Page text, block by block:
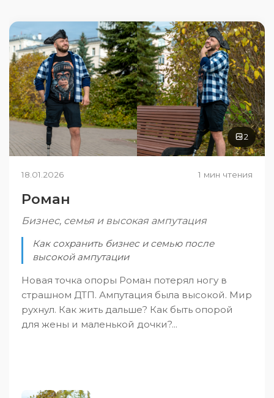
2
18.01.2026 1 мин чтения
Роман
Бизнес, семья и высокая ампутация
Как сохранить бизнес и семью после
высокой ампутации
Новая точка опоры Роман потерял ногу в
страшном ДТП. Ампутация была высокой. Мир
рухнул. Как жить дальше? Как быть опорой
для жены и маленькой дочки?...